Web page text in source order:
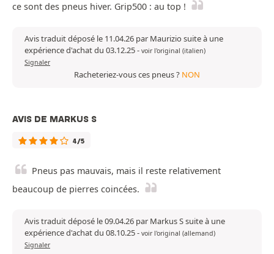
ce sont des pneus hiver. Grip500 : au top !
Avis traduit déposé le 11.04.26 par Maurizio suite à une
expérience d'achat du 03.12.25- voir l'original (italien)
Signaler
Racheteriez-vous ces pneus ? NON
AVIS DE MARKUS S
4/5
Pneus pas mauvais, mais il reste relativement
beaucoup de pierres coincées.
Avis traduit déposé le 09.04.26 par Markus S suite à une
expérience d'achat du 08.10.25- voir l'original (allemand)
Signaler